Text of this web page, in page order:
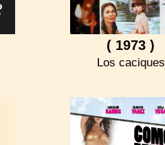
( 1973 )
Los caciques